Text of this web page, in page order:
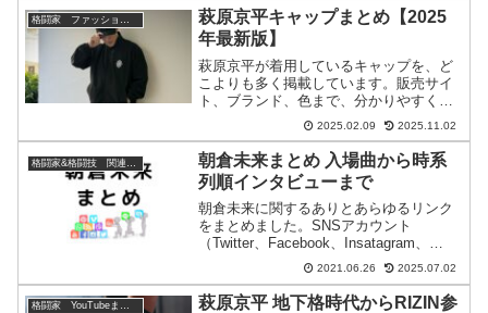
格闘家 ファッションまとめ
萩原京平キャップまとめ【2025
年最新版】
萩原京平が着用しているキャップを、ど
こよりも多く掲載しています。販売サイ
ト、ブランド、色まで、分かりやすくご
2025.02.09 2025.11.02
朝倉未来まとめ 入場曲から時系
列順インタビューまで
朝倉未来に関するありとあらゆるリンク
をまとめました。SNSアカウント
（Twitter、Facebook、Insatagram、
TikTok、YouTube）、ファッションブラ
ンドの公式サイト、インタビュー記事、
おすすめグッズなど。
2021.06.26 2025.07.02
格闘家 YouTubeまとめ
萩原京平 地下格時代からRIZIN参